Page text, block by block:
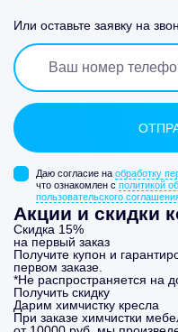
Или оставьте заявку на
Даю согласие на обработку
что ознакомлен с политикой
пользовательского
Акции и скидки
Скидка 15%
на первый заказ
Получите купон и
первом заказе.
*Не распространяется на
Получить скидку
Дарим химчистку кресла
При заказе химчистки